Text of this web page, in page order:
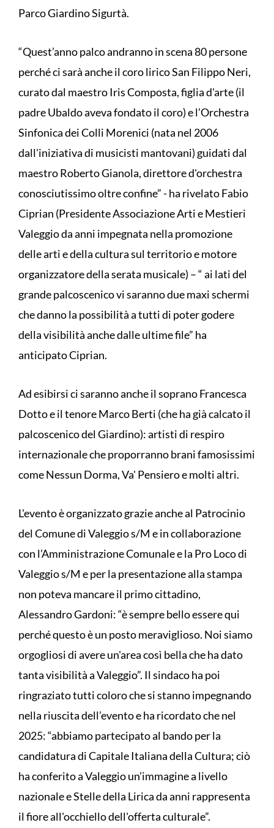
Parco Giardino Sigurtà.
“Quest’anno palco andranno in scena 80 persone
perché ci sarà anche il coro lirico San Filippo Neri,
curato dal maestro Iris Composta, figlia d'arte (il
padre Ubaldo aveva fondato il coro) e l’Orchestra
Sinfonica dei Colli Morenici (nata nel 2006
dall'iniziativa di musicisti mantovani) guidati dal
maestro Roberto Gianola, direttore d'orchestra
conosciutissimo oltre confine” - ha rivelato Fabio
Ciprian (Presidente Associazione Arti e Mestieri
Valeggio da anni impegnata nella promozione
delle arti e della cultura sul territorio e motore
organizzatore della serata musicale) – “ ai lati del
grande palcoscenico vi saranno due maxi schermi
che danno la possibilità a tutti di poter godere
della visibilità anche dalle ultime file” ha
anticipato Ciprian.
Ad esibirsi ci saranno anche il soprano Francesca
Dotto e il tenore Marco Berti (che ha già calcato il
palcoscenico del Giardino): artisti di respiro
internazionale che proporranno brani famosissimi
come Nessun Dorma, Va' Pensiero e molti altri.
L'evento è organizzato grazie anche al Patrocinio
del Comune di Valeggio s/M e in collaborazione
con l’Amministrazione Comunale e la Pro Loco di
Valeggio s/M e per la presentazione alla stampa
non poteva mancare il primo cittadino,
Alessandro Gardoni: “è sempre bello essere qui
perché questo è un posto meraviglioso. Noi siamo
orgogliosi di avere un'area così bella che ha dato
tanta visibilità a Valeggio”. Il sindaco ha poi
ringraziato tutti coloro che si stanno impegnando
nella riuscita dell’evento e ha ricordato che nel
2025: “abbiamo partecipato al bando per la
candidatura di Capitale Italiana della Cultura; ciò
ha conferito a Valeggio un’immagine a livello
nazionale e Stelle della Lirica da anni rappresenta
il fiore all'occhiello dell'offerta culturale”.